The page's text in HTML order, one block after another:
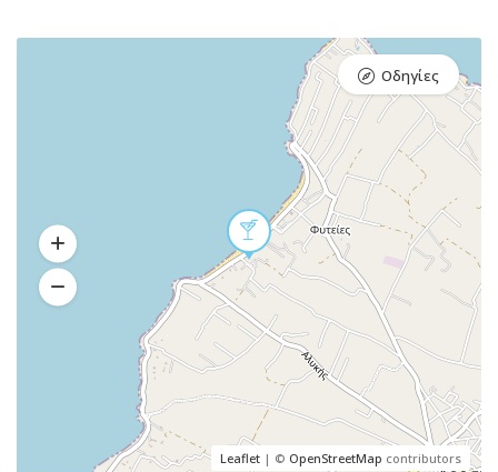
Leaflet | © OpenStreetMap contributors
Οδηγίες